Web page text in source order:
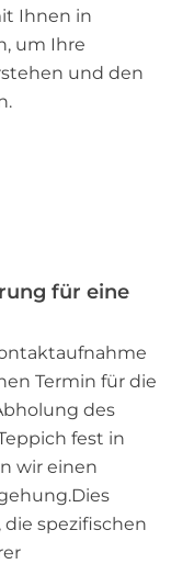
Ihnen in
um Ihre
und den
für eine
Termin für die
des
fest in
wir einen
spezifischen